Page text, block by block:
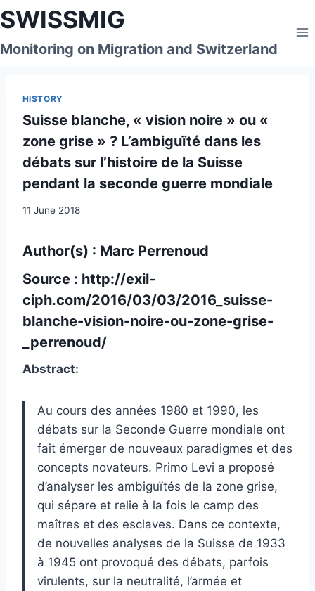
Skip
to
content
SWISSMIG
Monitoring on Migration and Switzerland
HISTORY
Suisse blanche, « vision noire » ou «
zone grise » ? L’ambiguïté dans les
débats sur l’histoire de la Suisse
pendant la seconde guerre mondiale
11 June 2018
Author(s) : Marc Perrenoud
Source : http://exil-
ciph.com/2016/03/03/2016_suisse-
blanche-vision-noire-ou-zone-grise-
_perrenoud/
Abstract:
Au cours des années 1980 et 1990, les
débats sur la Seconde Guerre mondiale ont
fait émerger de nouveaux paradigmes et des
concepts novateurs. Primo Levi a proposé
d’analyser les ambiguïtés de la zone grise,
qui sépare et relie à la fois le camp des
maîtres et des esclaves. Dans ce contexte,
de nouvelles analyses de la Suisse de 1933
à 1945 ont provoqué des débats, parfois
virulents, sur la neutralité, l’armée et